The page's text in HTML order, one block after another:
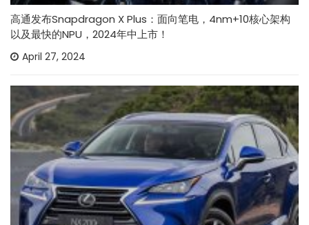
高通发布Snapdragon X Plus：面向笔电，4nm+10核心架构
以及最快的NPU，2024年中上市！
April 27, 2024